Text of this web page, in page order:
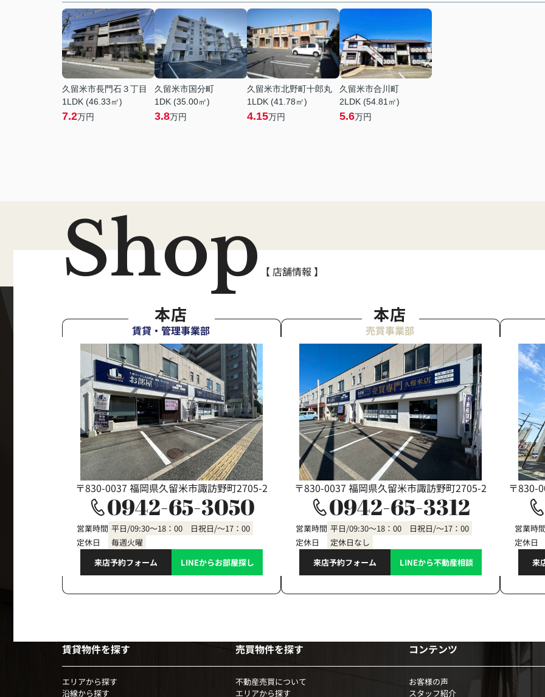
久留米市長門石３丁目
1LDK (46.33㎡)
7.2万円
久留米市国分町
1DK (35.00㎡)
3.8万円
久留米市北野町十郎丸
1LDK (41.78㎡)
4.15万円
久留米市合川町
2LDK (54.81㎡)
5.6万円
Shop 【 店舗情報 】
本店
賃貸・管理事業部
〒830-0037 福岡県久留米市諏訪野町2705-2
0942-65-3050
営業時間 平日/09:30～18：00 日祝日/～17：00
定休日
毎週火曜
来店予約フォーム
LINEからお部屋探し
本店
売買事業部
〒830-0037 福岡県久留米市諏訪野町2705-2
0942-65-3312
営業時間 平日/09:30～18：00 日祝日/～17：00
定休日
定休日なし
来店予約フォーム
LINEから不動産相談
〒830-
営業時
定休日
来
賃貸物件を探す
エリアから探す
沿線から探す
売買物件を探す
不動産売買について
エリアから探す
コンテンツ
お客様の声
スタッフ紹介